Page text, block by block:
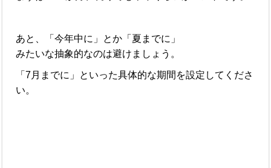
あと、「今年中に」とか「夏までに」
みたいな抽象的なのは避けましょう。
「7月までに」といった具体的な期間を設定してくださ
い。